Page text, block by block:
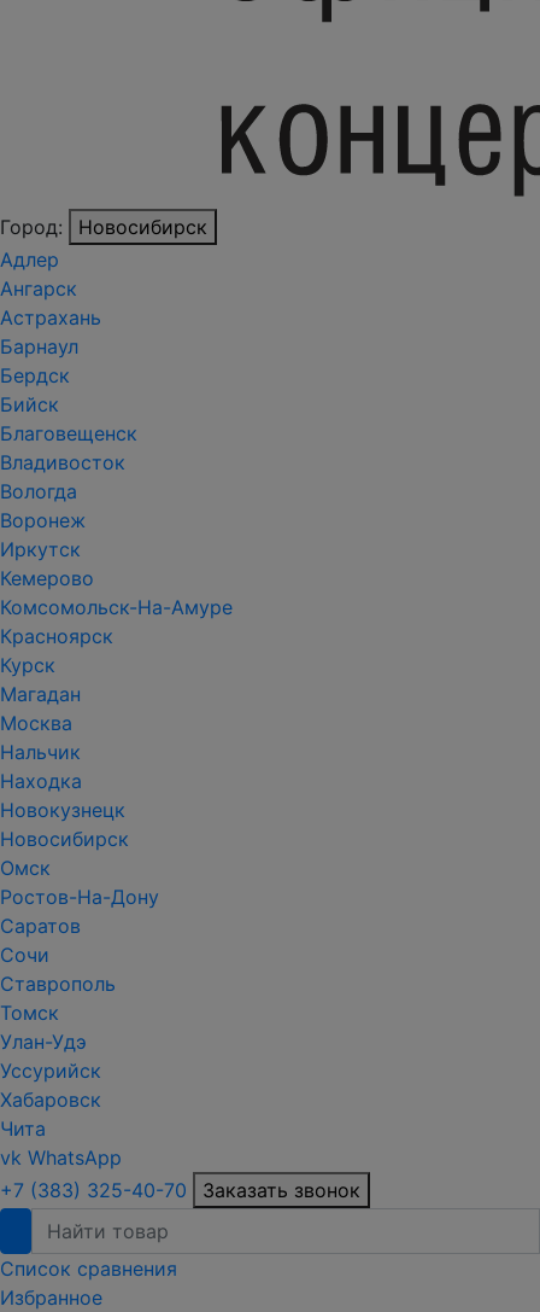
Город:
Новосибирск
Адлер
Ангарск
Астрахань
Барнаул
Бердск
Бийск
Благовещенск
Владивосток
Вологда
Воронеж
Иркутск
Кемерово
Комсомольск-На-Амуре
Красноярск
Курск
Магадан
Москва
Нальчик
Находка
Новокузнецк
Новосибирск
Омск
Ростов-На-Дону
Саратов
Сочи
Ставрополь
Томск
Улан-Удэ
Уссурийск
Хабаровск
Чита
vk WhatsApp
+7 (383) 325-40-70
Заказать звонок
Список сравнения
Избранное